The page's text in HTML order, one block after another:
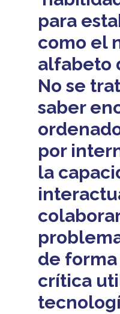
para
como el
alfabeto
No se
saber
por
la
de
crítica